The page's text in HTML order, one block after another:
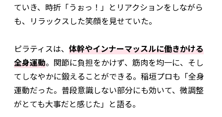
ていき、時折「うぉっ！」とリアクションをしながら
も、リラックスした笑顔を見せていた。
ピラティスは、 体幹やインナーマッスルに働きかける
全身運動。関節に負担をかけず、筋肉を均一に、そし
てしなやかに鍛えることができる。稲垣プロも「全身
運動だった。普段意識しない部分にも効いて、微調整
がとても大事だと感じた」と語る。